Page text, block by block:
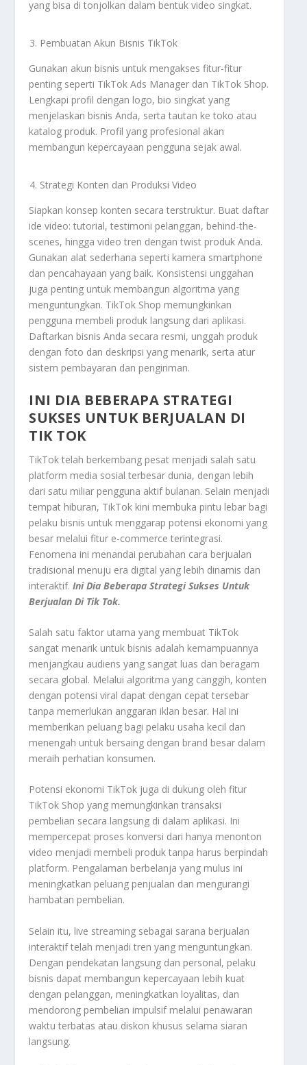
yang bisa di tonjolkan dalam bentuk video singkat.
Pembuatan Akun Bisnis TikTok
Gunakan akun bisnis untuk mengakses fitur-fitur
penting seperti TikTok Ads Manager dan TikTok Shop.
Lengkapi profil dengan logo, bio singkat yang
menjelaskan bisnis Anda, serta tautan ke toko atau
katalog produk. Profil yang profesional akan
membangun kepercayaan pengguna sejak awal.
Strategi Konten dan Produksi Video
Siapkan konsep konten secara terstruktur. Buat daftar
ide video: tutorial, testimoni pelanggan, behind-the-
scenes, hingga video tren dengan twist produk Anda.
Gunakan alat sederhana seperti kamera smartphone
dan pencahayaan yang baik. Konsistensi unggahan
juga penting untuk membangun algoritma yang
menguntungkan. TikTok Shop memungkinkan
pengguna membeli produk langsung dari aplikasi.
Daftarkan bisnis Anda secara resmi, unggah produk
dengan foto dan deskripsi yang menarik, serta atur
sistem pembayaran dan pengiriman.
INI DIA BEBERAPA STRATEGI
SUKSES UNTUK BERJUALAN DI
TIK TOK
TikTok telah berkembang pesat menjadi salah satu
platform media sosial terbesar dunia, dengan lebih
dari satu miliar pengguna aktif bulanan. Selain menjadi
tempat hiburan, TikTok kini membuka pintu lebar bagi
pelaku bisnis untuk menggarap potensi ekonomi yang
besar melalui fitur e-commerce terintegrasi.
Fenomena ini menandai perubahan cara berjualan
tradisional menuju era digital yang lebih dinamis dan
interaktif.Ini Dia Beberapa Strategi Sukses Untuk
Berjualan Di Tik Tok.
Salah satu faktor utama yang membuat TikTok
sangat menarik untuk bisnis adalah kemampuannya
menjangkau audiens yang sangat luas dan beragam
secara global. Melalui algoritma yang canggih, konten
dengan potensi viral dapat dengan cepat tersebar
tanpa memerlukan anggaran iklan besar. Hal ini
memberikan peluang bagi pelaku usaha kecil dan
menengah untuk bersaing dengan brand besar dalam
meraih perhatian konsumen.
Potensi ekonomi TikTok juga di dukung oleh fitur
TikTok Shop yang memungkinkan transaksi
pembelian secara langsung di dalam aplikasi. Ini
mempercepat proses konversi dari hanya menonton
video menjadi membeli produk tanpa harus berpindah
platform. Pengalaman berbelanja yang mulus ini
meningkatkan peluang penjualan dan mengurangi
hambatan pembelian.
Selain itu, live streaming sebagai sarana berjualan
interaktif telah menjadi tren yang menguntungkan.
Dengan pendekatan langsung dan personal, pelaku
bisnis dapat membangun kepercayaan lebih kuat
dengan pelanggan, meningkatkan loyalitas, dan
mendorong pembelian impulsif melalui penawaran
waktu terbatas atau diskon khusus selama siaran
langsung.